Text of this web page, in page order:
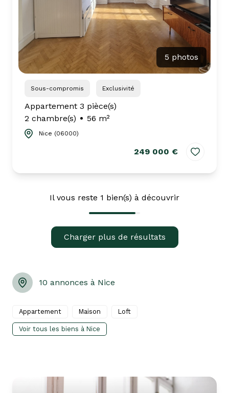
5 photos
Sous-compromis Exclusivité
Appartement 3 pièce(s)
2 chambre(s)
56 m²
Nice (06000)
249 000 €
Il vous reste 1 bien(s) à découvrir
Charger plus de résultats
10 annonces à Nice
Appartement Maison Loft
Voir tous les biens à Nice